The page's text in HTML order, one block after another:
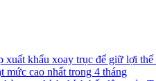
khẩu xoay trục để giữ lợi thế
mức cao nhất trong 4 tháng